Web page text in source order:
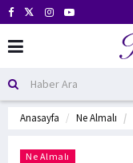
Anasayfa Ne Almalı
Ne Almalı